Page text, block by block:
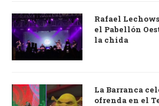
Rafael
el Pabellón
la chida
La Barranca
ofrenda en el